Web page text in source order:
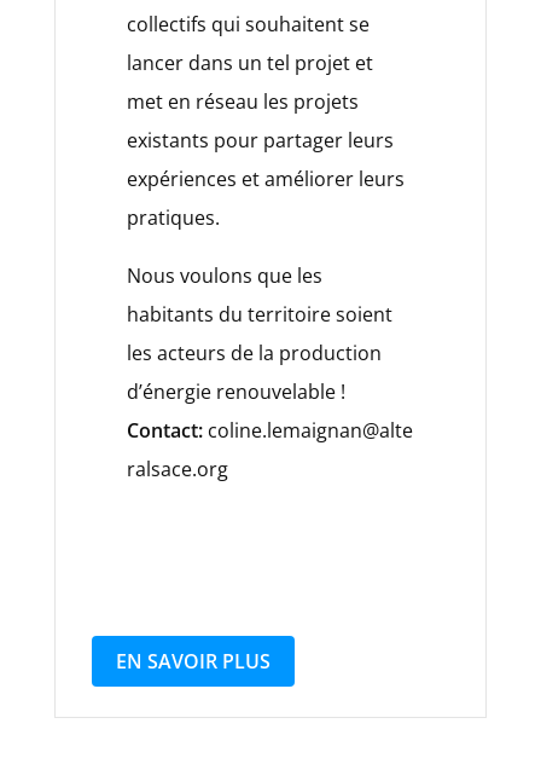
collectifs qui souhaitent se
lancer dans un tel projet et
met en réseau les projets
existants pour partager leurs
expériences et améliorer leurs
pratiques.
Nous voulons que les
habitants du territoire soient
les acteurs de la production
d’énergie renouvelable !
Contact: coline.lemaignan@alte
ralsace.org
EN SAVOIR PLUS